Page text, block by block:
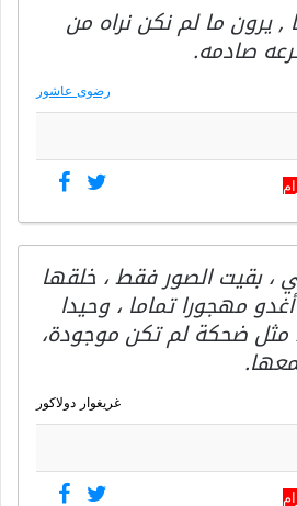
, يرون ما لم نكن نراه من
صادمه.
رضوى عاشور
بقيت الصور فقط ، خلقها
مهجورا تماما ، وحيدا
، مثل ضحكة لم تكن موجودة،
غريغوار دولاكور